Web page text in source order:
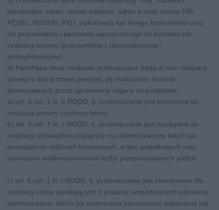
stanowisko, adres, numer telefonu, adres e-mail, numer NIP,
PESEL, REGON, PKD, wykonawcy lub innego kontrahenta oraz
ich pracowników i personelu wyznaczonego do kontaktu lub
realizacji umowy (pracowników / zleceniobiorców /
podwykonawców).
4) Pani/Pana dane osobowe przetwarzane będą w celu realizacji
umowy o której mowa powyżej, jej rozliczenia i kontroli
dokonywanych przez uprawnione organy na podstawie:
a) art. 6 ust. 1 lit. b RODO, tj. przetwarzanie jest konieczne do
realizacji umowy cywilnoprawnej,
b) art. 6 ust. 1 lit. c RODO, tj. przetwarzanie jest niezbędne do
realizacji obowiązków ciążących na administratorze takich jak
prowadzenie rozliczeń finansowych, w tym podatkowych oraz
obowiązek ewidencjonowania liczby przepracowanych godzin,
c) art. 6 ust. 1 lit. f RODO, tj. przetwarzanie jest nieodzowne dla
realizacji celów wynikających z prawnie uzasadnionych interesów
administratora, takich jak ewentualna konieczność odpierania lub